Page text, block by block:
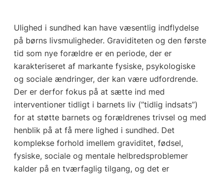
Ulighed i sundhed kan have væsentlig indflydelse
på børns livsmuligheder. Graviditeten og den første
tid som nye forældre er en periode, der er
karakteriseret af markante fysiske, psykologiske
og sociale ændringer, der kan være udfordrende.
Der er derfor fokus på at sætte ind med
interventioner tidligt i barnets liv (”tidlig indsats”)
for at støtte barnets og forældrenes trivsel og med
henblik på at få mere lighed i sundhed. Det
komplekse forhold imellem graviditet, fødsel,
fysiske, sociale og mentale helbredsproblemer
kalder på en tværfaglig tilgang, og det er